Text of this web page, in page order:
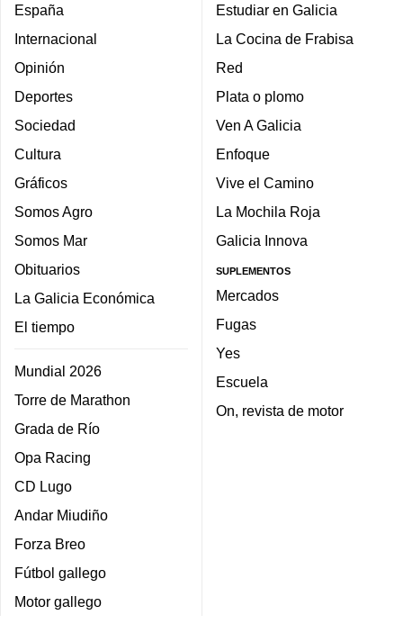
España
Internacional
Opinión
Deportes
Sociedad
Cultura
Gráficos
Somos Agro
Somos Mar
Obituarios
La Galicia Económica
El tiempo
Mundial 2026
Torre de Marathon
Grada de Río
Opa Racing
CD Lugo
Andar Miudiño
Forza Breo
Fútbol gallego
Motor gallego
Estudiar en Galicia
La Cocina de Frabisa
Red
Plata o plomo
Ven A Galicia
Enfoque
Vive el Camino
La Mochila Roja
Galicia Innova
SUPLEMENTOS
Mercados
Fugas
Yes
Escuela
On, revista de motor